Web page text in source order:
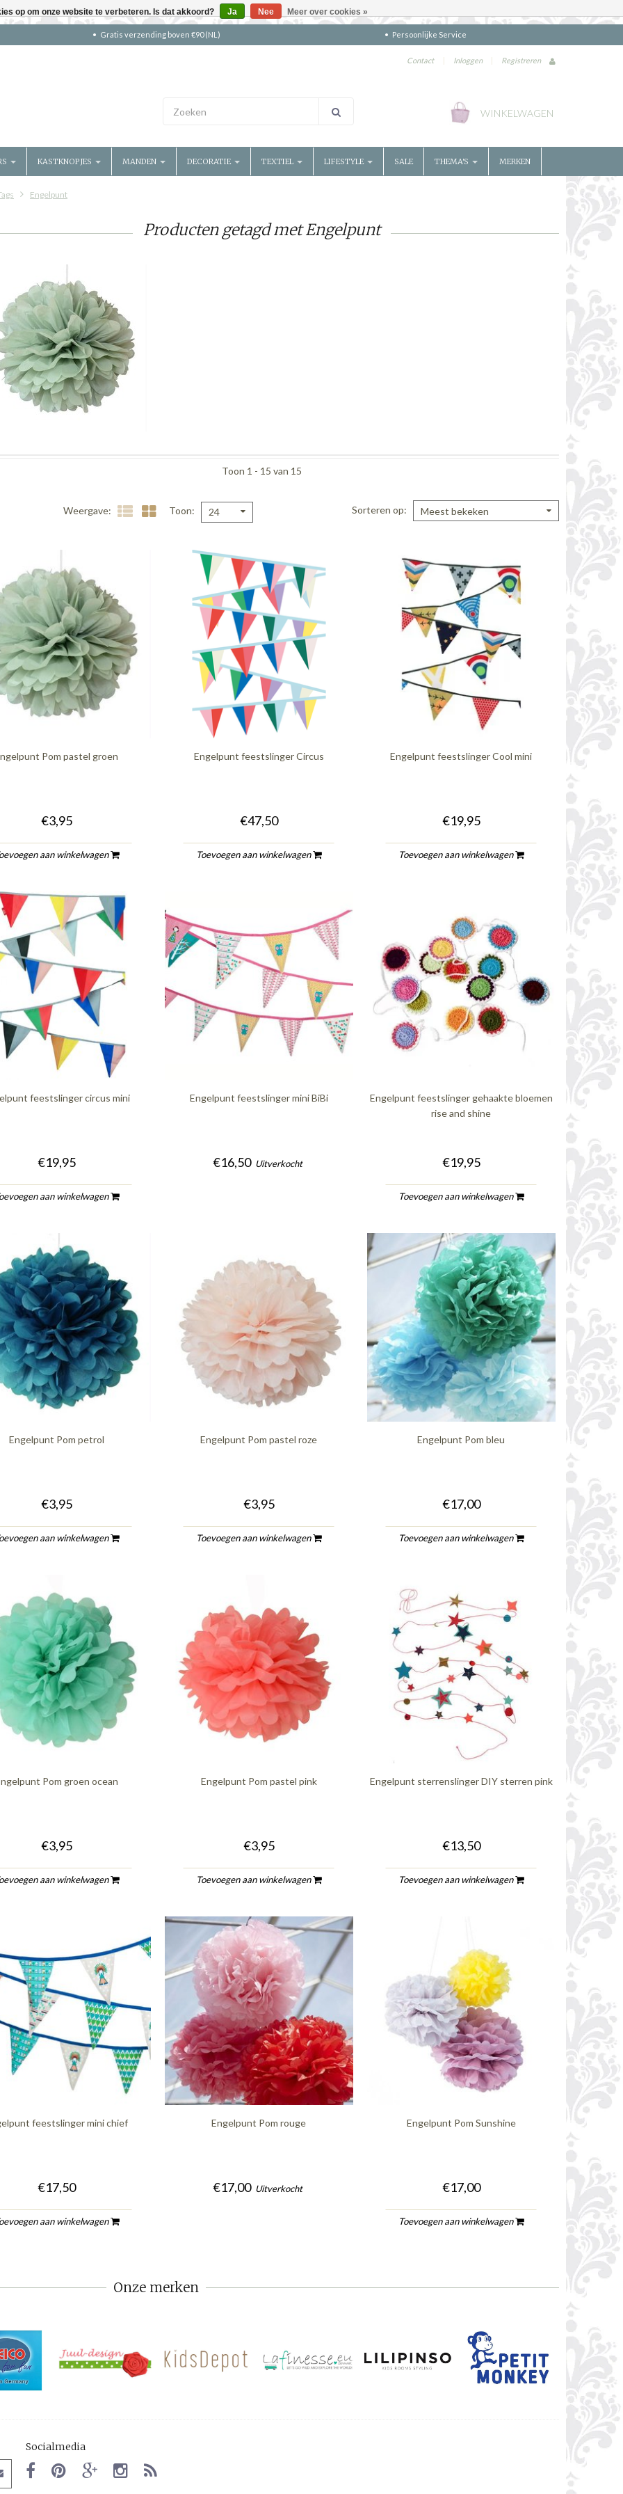
Gratis verzending boven €90 (NL) Persoonlijke Service
Contact | Inloggen | Registreren
WINKELWAGEN
KASTKNOPJES MANDEN DECORATIE TEXTIEL LIFESTYLE SALE THEMA'S MERKEN
Engelpunt
Producten getagd met Engelpunt
Toon 1 - 15 van 15
Weergave Toon 24 Sorteren op Meest bekeken
Pom pastel groen
€3,95
aan winkelwagen
Engelpunt feestslinger Circus
€47,50
Toevoegen aan winkelwagen
Engelpunt feestslinger Cool mini
€19,95
Toevoegen aan winkelwagen
feestslinger circus mini
€19,95
aan winkelwagen
Engelpunt feestslinger mini BiBi
€16,50 Uitverkocht
Engelpunt feestslinger gehaakte bloemen
rise and shine
€19,95
Toevoegen aan winkelwagen
Engelpunt Pom petrol
€3,95
aan winkelwagen
Engelpunt Pom pastel roze
€3,95
Toevoegen aan winkelwagen
Engelpunt Pom bleu
€17,00
Toevoegen aan winkelwagen
Pom groen ocean
€3,95
aan winkelwagen
Engelpunt Pom pastel pink
€3,95
Toevoegen aan winkelwagen
Engelpunt sterrenslinger DIY sterren pink
€13,50
Toevoegen aan winkelwagen
feestslinger mini chief
€17,50
aan winkelwagen
Engelpunt Pom rouge
€17,00 Uitverkocht
Engelpunt Pom Sunshine
€17,00
Toevoegen aan winkelwagen
Onze merken
Socialmedia
op om onze website te verbeteren. Is dat akkoord? Ja Nee Meer over cookies »